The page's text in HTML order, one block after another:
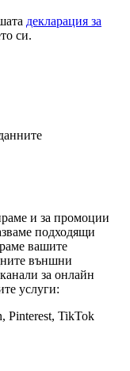
декларация за
си.
и за промоции
подходящи
вашите
външни
за онлайн
услуги:
Pinterest, TikTok